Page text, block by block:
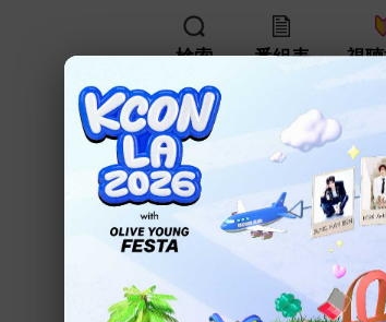
検索 番組表 視
検索 TOMORROW X TOGETHER
TOMORROW